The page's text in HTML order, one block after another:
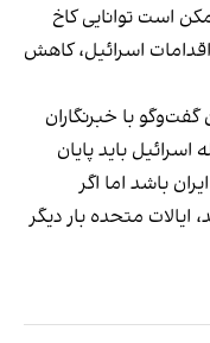
است توانایی کاخ
اسرائیل، کاهش
با خبرنگاران
باید پایان
باشد اما اگر
متحده بار دیگر